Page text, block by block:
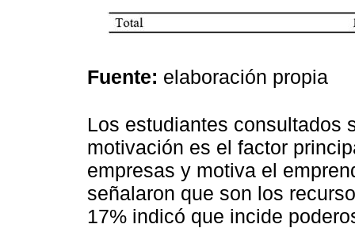
Fuente: elaboración propia
Los estudiantes consultados
motivación es el factor
empresas y motiva el
señalaron que son los
17% indicó que incide